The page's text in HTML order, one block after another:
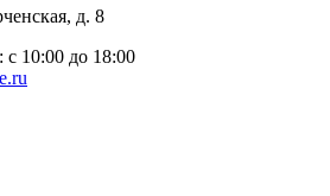
д. 8
10:00 до 18:00